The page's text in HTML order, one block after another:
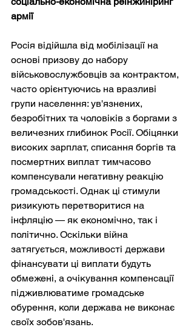
армії
Росія відійшла від мобілізації на
основі призову до набору
військовослужбовців за контрактом,
часто орієнтуючись на вразливі
групи населення: ув'язнених,
безробітних та чоловіків з боргами з
величезних глибинок Росії. Обіцянки
високих зарплат, списання боргів та
посмертних виплат тимчасово
компенсували негативну реакцію
громадськості. Однак ці стимули
ризикують перетворитися на
інфляцію — як економічно, так і
політично. Оскільки війна
затягується, можливості держави
фінансувати ці виплати будуть
обмежені, а очікування компенсації
підживлюватиме громадське
обурення, коли держава не виконає
своїх зобов'язань.